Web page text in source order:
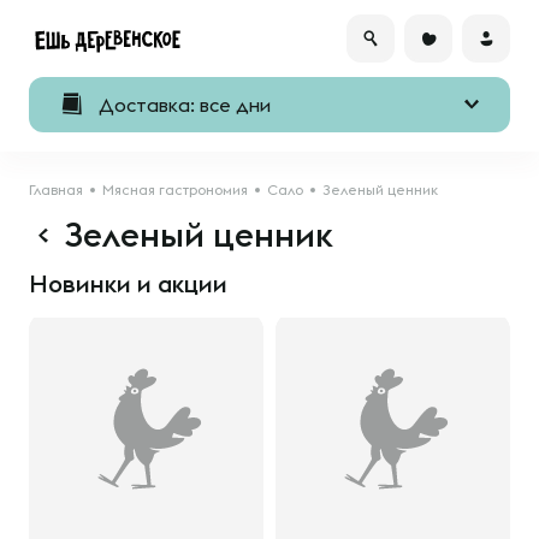
Доставка: все дни
Главная Мясная гастрономия Сало Зеленый ценник
Зеленый ценник
Новинки и акции